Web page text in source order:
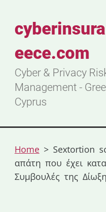
eece.com
Cyber & Privacy
Management -
Cyprus
Home > Sextortion
απάτη που έχει
Συμβουλές της